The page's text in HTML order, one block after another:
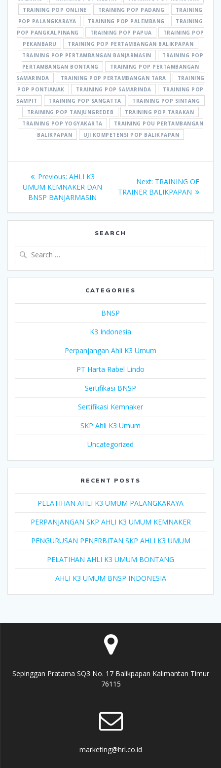
TRAINING POP ONLINE
TRAINING POP PADANG
TRAINING
POP PALANGKARAYA
TRAINING POP PALEMBANG
TRAINING
POP PANGKALPINANG
TRAINING POP PAPUA
TRAINING POP
PEKANBARU
TRAINING POP PERTAMBANGAN BALIKPAPAN
TRAINING POP PERTAMBANGAN BANJARMASIN
TRAINING POP
PERTAMBANGAN BONTANG
TRAINING POP PERTAMBANGAN
SAMARINDA
TRAINING POP PERTAMBANGAN TARA
TRAINING
POP PONTIANAK
TRAINING POP SAMARINDA
TRAINING POP
SAMPIT
TRAINING POP SANGATTA
TRAINING POP SINTANG
TRAINING POP TANJUNGREDEB
TRAINING POP TARAKAN
TRAINING POP YOGYAKARTA
TRAINING POU PERTAMBANGAN
BALIKPAPAN
UJI KOMPETENSI POP BALIKPAPAN
Post
navigation
Previous: Previous
post:
AHLI K3
UMUM KEMNAKER DAN
BNSP BANJARMASIN
Next: Next
post:
TRAINING OF
TRAINER BALIKPAPAN
SEARCH
CATEGORIES
BNSP
K3 Indonesia
Perpanjangan Ahli K3 Umum
PT Harta Rabel Lindo
Sertifikasi BNSP
Sertifikasi Kemnaker
SKP Ahli K3 Umum
Uncategorized
RECENT POSTS
PELATIHAN AHLI K3 UMUM PALANGKARAYA
PERPANJANGAN SKP AHLI K3 UMUM KEMNAKER
PENGURUSAN PENERBITAN SKP AHLI K3 UMUM
PELATIHAN AHLI K3 UMUM BONTANG
AHLI K3 UMUM BNSP INDONESIA
Sepinggan Pratama SQ3 No. 17 Balikpapan Kalimantan Timur
76115
marketing@hrl.co.id